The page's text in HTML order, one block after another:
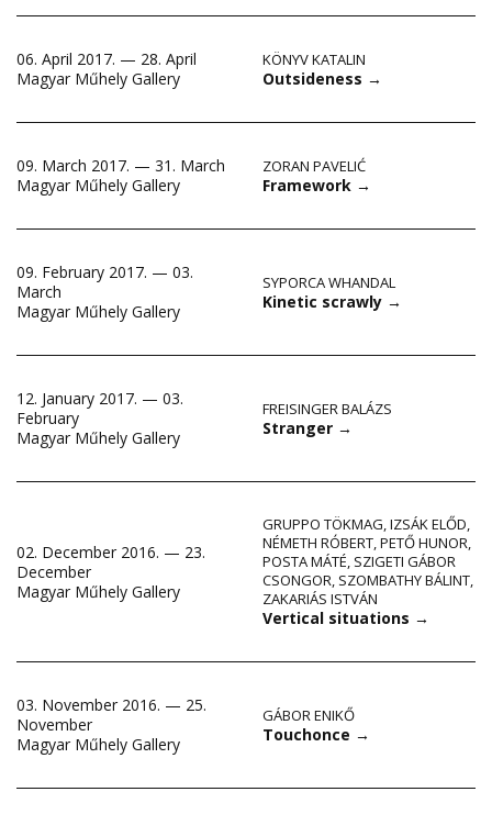
06. April 2017. — 28. April
Magyar Műhely Gallery
KÖNYV KATALIN
Outsideness →
09. March 2017. — 31. March
Magyar Műhely Gallery
ZORAN PAVELIĆ
Framework →
09. February 2017. — 03.
March
Magyar Műhely Gallery
SYPORCA WHANDAL
Kinetic scrawly →
12. January 2017. — 03.
February
Magyar Műhely Gallery
FREISINGER BALÁZS
Stranger →
02. December 2016. — 23.
December
Magyar Műhely Gallery
GRUPPO TÖKMAG,IZSÁK ELŐD,
NÉMETH RÓBERT,PETŐ HUNOR,
POSTA MÁTÉ, SZIGETI GÁBOR
CSONGOR, SZOMBATHY BÁLINT,
ZAKARIÁS ISTVÁN
Vertical situations →
03. November 2016. — 25.
November
Magyar Műhely Gallery
GÁBOR ENIKŐ
Touchonce →